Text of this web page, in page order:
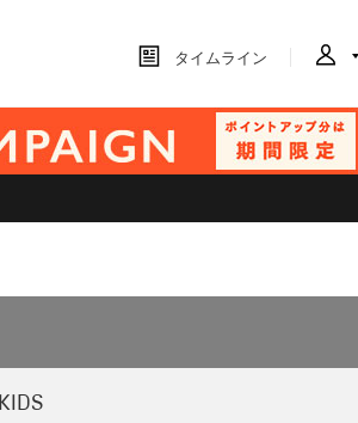
タイムライン
KIDS